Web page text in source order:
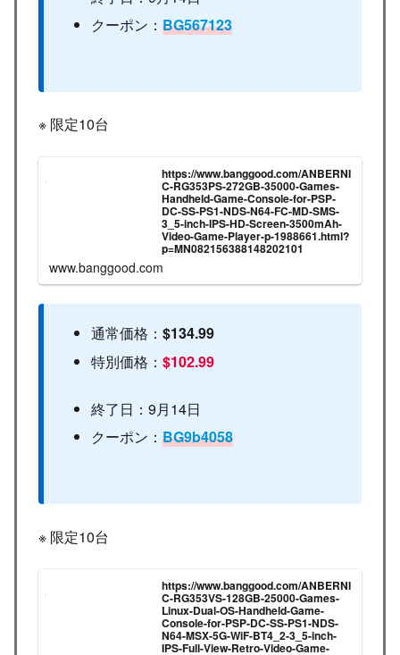
クーポン：BG567123
※ 限定10台
https://www.banggood.com/ANBERNI
C-RG353PS-272GB-35000-Games-
Handheld-Game-Console-for-PSP-
DC-SS-PS1-NDS-N64-FC-MD-SMS-
3_5-inch-IPS-HD-Screen-3500mAh-
Video-Game-Player-p-1988661.html?
p=MN082156388148202101
www.banggood.com
通常価格：$134.99
特別価格：$102.99
終了日：9月14日
クーポン：BG9b4058
※ 限定10台
https://www.banggood.com/ANBERNI
C-RG353VS-128GB-25000-Games-
Linux-Dual-OS-Handheld-Game-
Console-for-PSP-DC-SS-PS1-NDS-
N64-MSX-5G-WiF-BT4_2-3_5-inch-
IPS-Full-View-Retro-Video-Game-